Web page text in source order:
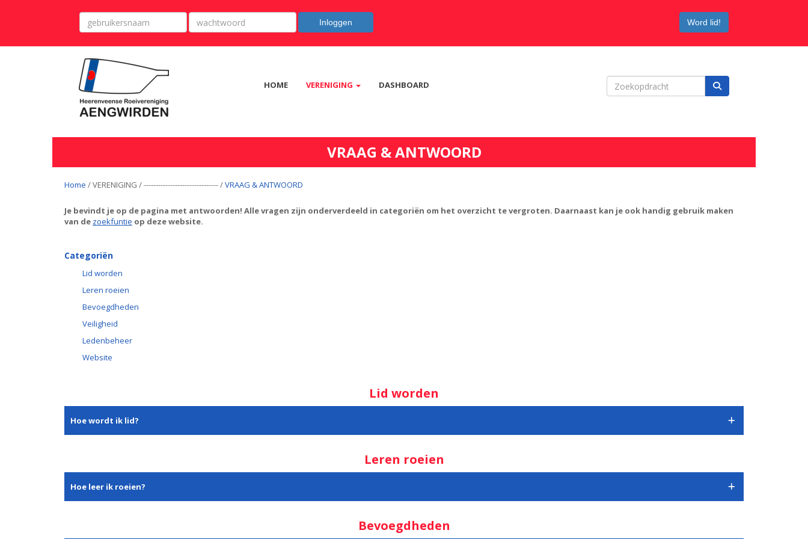
Inloggen Word lid!
HOME VERENIGING DASHBOARD
VRAAG & ANTWOORD
Home / VERENIGING / ------------------------------- /VRAAG & ANTWOORD
Je bevindt je op de pagina met antwoorden! Alle vragen zijn onderverdeeld in categoriën om het overzicht te vergroten. Daarnaast kan je ook handig gebruik maken
van de zoekfuntie op deze website.
Categoriën
Lid worden
Leren roeien
Bevoegdheden
Veiligheid
Ledenbeheer
Website
Lid worden
Hoe wordt ik lid?
Leren roeien
Hoe leer ik roeien?
Bevoegdheden